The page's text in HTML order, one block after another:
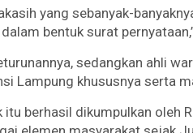
yang sebanyak-
bentuk surat
sedangkan ahli
Lampung khususnya serta
itu berhasil dikumpulkan oleh